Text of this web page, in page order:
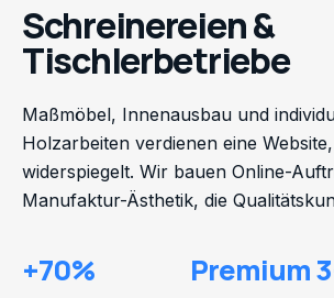
Schreinereien &
Tischlerbetriebe
Maßmöbel, Innenausbau und
Holzarbeiten verdienen eine
widerspiegelt. Wir bauen Online-
Manufaktur-Ästhetik, die
+70% Premium